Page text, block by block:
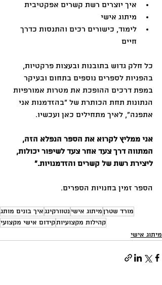
איך יוצרים רשת קשרים אפקטיבית
מיתוג אישי
לימוד, כישורים רכים והתנסות כדרך
חיים
כל חלק גדוש בתובנות ובעצות פרקטיות,
בהפניות לספרים נוספים בתחום ובעיקר
במפת דרכים ההופכת את מטרות אמורפיות
הנתונות תחת הכותרת של "בהזדמנות אני
אתפנה", לאיך מתחילים כאן ועכשיו.
אני ממליץ לקרוא את הספר הנפלא הזה,
המתווה דרך צעד אחר צעד לשיפור יכולות,
ליצירת רשת של קשרים והזדמנויות.״
הספר זמין בחנויות הספרים.
מורד שטרןמיתוג אישינטוורקינגאיך בונים מותג
קהילות מקצועיותקידום אישי מקצועי
מיתוג אישי